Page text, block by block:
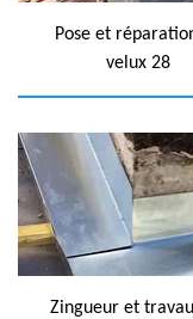
Pose et
velux 28
Zingueur et